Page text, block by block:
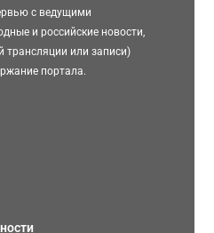
с ведущими
и российские новости,
или записи)
портала.